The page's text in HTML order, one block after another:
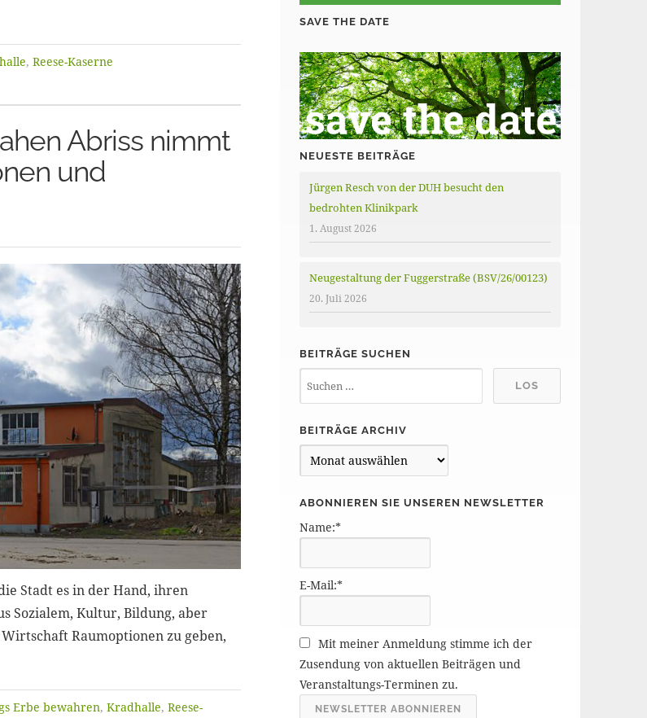
, Reese-Kaserne
Abriss nimmt
und
Stadt es in der Hand, ihren
Sozialem, Kultur, Bildung, aber
Raumoptionen zu geben,
Erbe bewahren, Kradhalle, Reese-
SAVE THE DATE
NEUESTE BEITRÄGE
Jürgen Resch von der DUH besucht den
bedrohten Klinikpark
1. August 2026
Neugestaltung der Fuggerstraße (BSV/26/00123)
20. Juli 2026
BEITRÄGE SUCHEN
BEITRÄGE ARCHIV
e
r
e
r
c
h
i
ABONNIEREN SIE UNSEREN NEWSLETTER
Name:*
E-Mail:*
Mit meiner Anmeldung stimme ich der
Zusendung von aktuellen Beiträgen und
Veranstaltungs-Terminen zu.